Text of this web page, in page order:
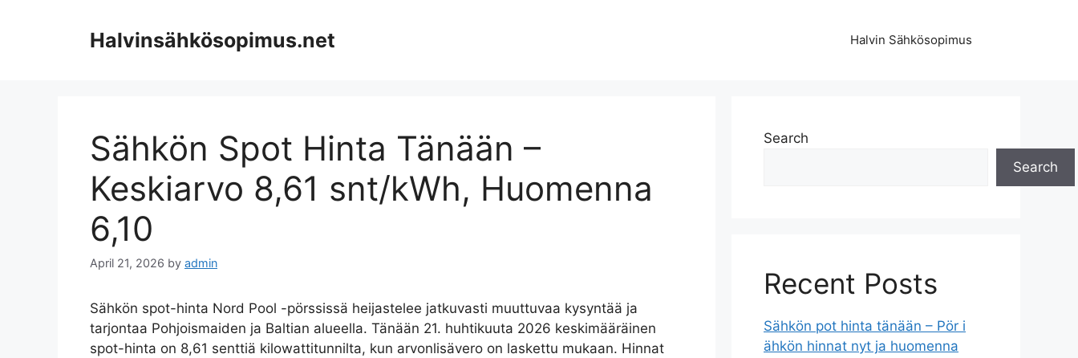
Halvinsähkösopimus.net Halvin Sähkösopimus
Sähkön Spot Hinta Tänään –
Keskiarvo 8,61 snt/kWh, Huomenna
6,10
April 21, 2026 by admin
Sähkön spot-hinta Nord Pool -pörssissä heijastelee jatkuvasti muuttuvaa kysyntää ja
tarjontaa Pohjoismaiden ja Baltian alueella. Tänään 21. huhtikuuta 2026 keskimääräinen
spot-hinta on 8,61 senttiä kilowattitunnilta, kun arvonlisävero on laskettu mukaan. Hinnat
Search
Search
Recent Posts
Sähkön pot hinta tänään – Pör i
ähkön hinnat nyt ja huomenna